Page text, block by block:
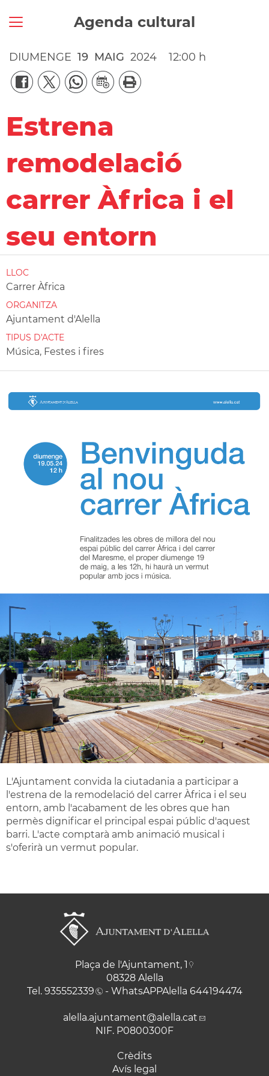
Agenda cultural
DIUMENGE 19 MAIG 2024 12:00 h
Estrena
remodelació
carrer Àfrica i el
seu entorn
LLOC
Carrer Àfrica
ORGANITZA
Ajuntament d'Alella
TIPUS D'ACTE
Música, Festes i fires
L'Ajuntament convida la ciutadania a participar a
l'estrena de la remodelació del carrer Àfrica i el seu
entorn, amb l'acabament de les obres que han
permès dignificar el principal espai públic d'aquest
barri. L'acte comptarà amb animació musical i
s'oferirà un vermut popular.
Plaça de l'Ajuntament, 1
08328 Alella
Tel. 935552339 - WhatsAPPAlella 644194474
alella.ajuntament@alella.cat
NIF. P0800300F
Crèdits
Avís legal